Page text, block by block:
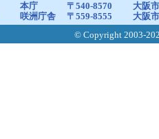
本庁 〒540-8570
大阪
咲洲庁舎
〒559-8555
大阪
© Copyright 2003-